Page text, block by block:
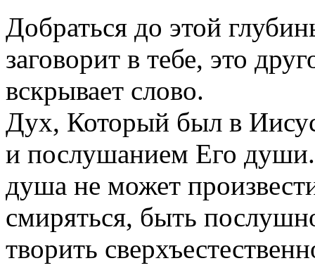
Добраться до этой
заговорит в тебе, это
вскрывает слово.
Дух, Который был в
и послушанием Его души.
душа не может
смиряться, быть
творить